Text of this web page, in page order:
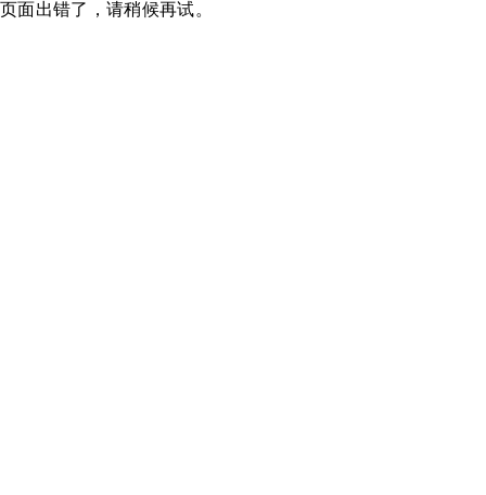
页面出错了，请稍候再试。